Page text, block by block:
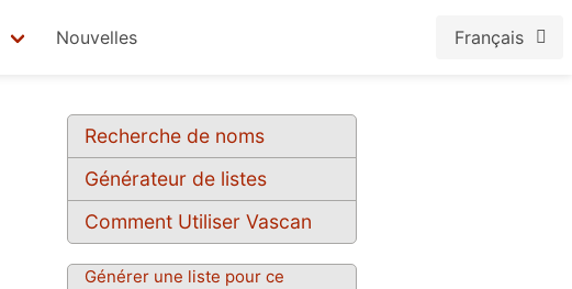
Nouvelles Français
Recherche de noms
Générateur de listes
Comment Utiliser Vascan
Générer une liste pour ce